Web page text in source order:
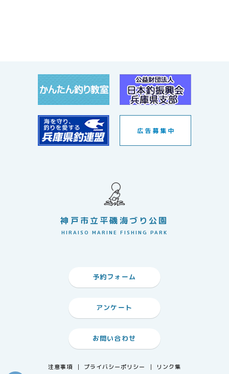
神戸市立平磯海づり公園
HIRAISO MARINE FISHING PARK
予約フォーム
アンケート
お問い合わせ
注意事項 プライバシーポリシー リンク集